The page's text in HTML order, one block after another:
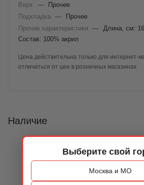
Выберите свой
Москва и МО
Верх
—
Прочее
Подкладка
—
Прочее
Прочие характеристики
—
Длина, см:
Состав: 100% акрил
Цена действительна только для интернет-
отличаться от цен в розничных магазинах
Наличие